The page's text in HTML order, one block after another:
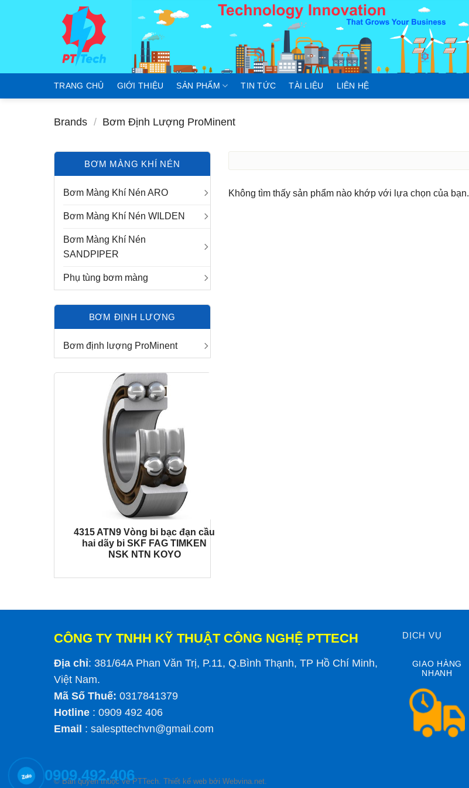
TRANG CHỦ GIỚI THIỆU SẢN PHẨM TIN TỨC TÀI LIỆU LIÊN HỆ
Brands / Bơm Định Lượng ProMinent
BƠM MÀNG KHÍ NÉN
Bơm Màng Khí Nén ARO
Bơm Màng Khí Nén WILDEN
Bơm Màng Khí Nén
SANDPIPER
Phụ tùng bơm màng
BƠM ĐỊNH LƯỢNG
Bơm định lượng ProMinent
4315 ATN9 Vòng bi bạc đạn cầu
hai dãy bi SKF FAG TIMKEN
NSK NTN KOYO
Không tìm thấy sản phẩm nào khớp với lựa chọn của bạn.
CÔNG TY TNHH KỸ THUẬT CÔNG NGHỆ PTTECH
Địa chỉ: 381/64A Phan Văn Trị, P.11, Q.Bình Thạnh, TP Hồ Chí Minh,
Việt Nam.
Mã Số Thuế: 0317841379
Hotline : 0909 492 406
Email : salespttechvn@gmail.com
DỊCH VỤ
GIAO HÀNG
NHANH
© Bản quyền thuộc về PTTech. Thiết kế web bởi Webvina.net.
0909.492.406